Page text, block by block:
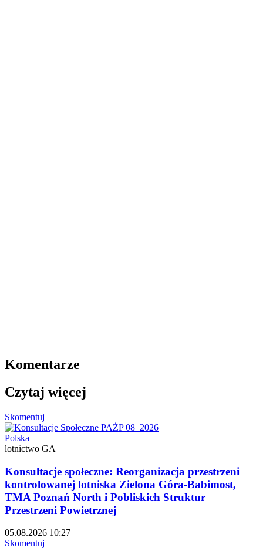
Komentarze
Czytaj więcej
Skomentuj
Polska
lotnictwo GA
Konsultacje społeczne: Reorganizacja przestrzeni
kontrolowanej lotniska Zielona Góra-Babimost,
TMA Poznań North i Pobliskich Struktur
Przestrzeni Powietrznej
05.08.2026 10:27
Skomentuj